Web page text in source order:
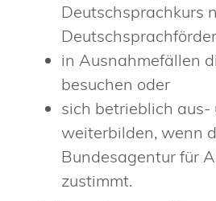
Deutschsprachkurs
in Ausnahmefällen
besuchen oder
sich betrieblich aus-
weiterbilden, wenn
Bundesagentur für
zustimmt.